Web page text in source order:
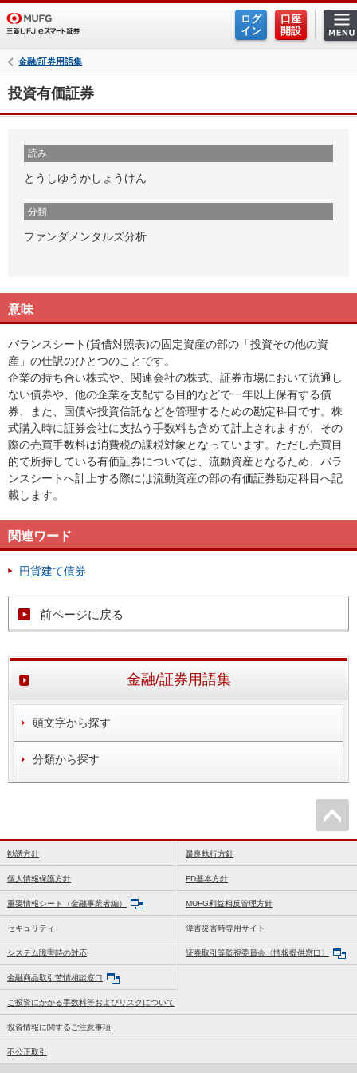
ログ
イン
口座
開設
金融/証券用語集
投資有価証券
読み
とうしゆうかしょうけん
分類
ファンダメンタルズ分析
意味
バランスシート(貸借対照表)の固定資産の部の「投資その他の資
産」の仕訳のひとつのことです。
企業の持ち合い株式や、関連会社の株式、証券市場において流通し
ない債券や、他の企業を支配する目的などで一年以上保有する債
券、また、国債や投資信託などを管理するための勘定科目です。株
式購入時に証券会社に支払う手数料も含めて計上されますが、その
際の売買手数料は消費税の課税対象となっています。ただし売買目
的で所持している有価証券については、流動資産となるため、バラ
ンスシートへ計上する際には流動資産の部の有価証券勘定科目へ記
載します。
関連ワード
円貨建て債券
前ページに戻る
金融/証券用語集
頭文字から探す
分類から探す
勧誘方針 最良執行方針
個人情報保護方針 FD基本方針
重要情報シート（金融事業者編） MUFG利益相反管理方針
セキュリティ 障害災害時専用サイト
システム障害時の対応 証券取引等監視委員会〈情報提供窓口〉
金融商品取引苦情相談窓口
ご投資にかかる手数料等およびリスクについて
投資情報に関するご注意事項
不公正取引